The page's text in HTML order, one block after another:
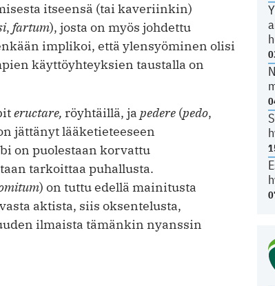
itseensä (tai kaveriinkin)
, fartum), josta on myös johdettu
implikoi, että ylensyöminen olisi
käyttöyhteyksien taustalla on
eructare, röyhtäillä, ja pedere (pedo,
jättänyt lääketieteeseen
on puolestaan korvattu
tarkoittaa puhallusta.
) on tuttu edellä mainitusta
aktista, siis oksentelusta,
ilmaista tämänkin nyanssin